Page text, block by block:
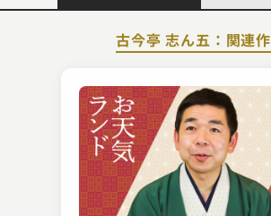
古今亭 志ん五：関連
春風亭 柳朝